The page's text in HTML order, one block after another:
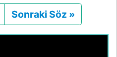
Önceki
Sonraki Söz »